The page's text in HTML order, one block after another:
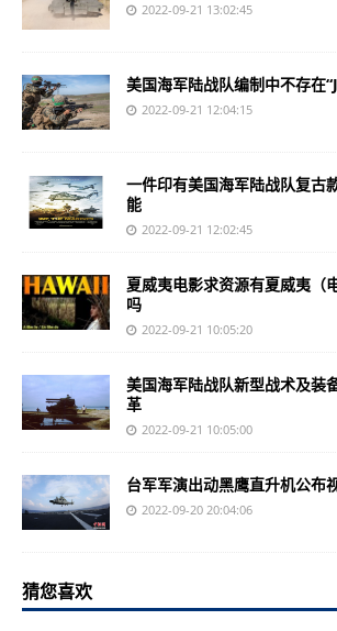
2022-09-21 13:02:45
美国海军陆战队编制中不存在
2022-09-21 12:04:15
一件印有美国海军陆战队复古
能
2022-09-21 12:02:45
夏威夷电影求资源有夏威夷（
吗
2022-09-21 10:05:20
美国海军陆战队新型战术及装
革
2022-09-21 10:05:00
台军军演出动黑鹰直升机公布
2022-09-20 20:04:06
猜您喜欢